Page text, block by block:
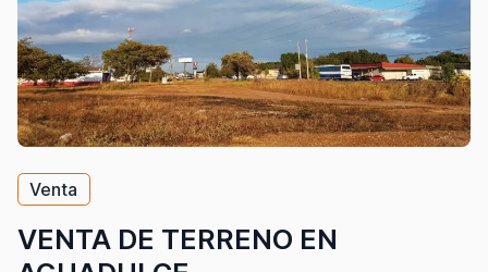
Venta
VENTA DE TERRENO EN